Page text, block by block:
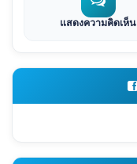
แสดงความคิดเห็น